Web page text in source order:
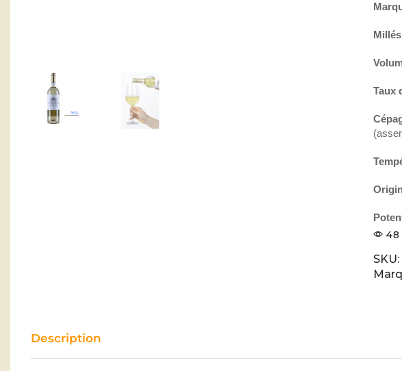
Taux
48
SKU:
Description